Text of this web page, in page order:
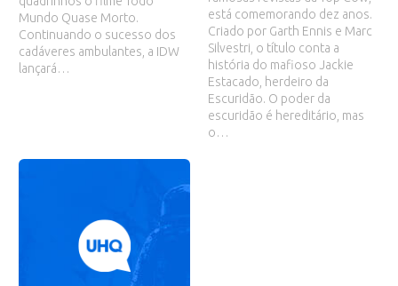
Mundo Quase Morto.
Continuando o sucesso dos
cadáveres ambulantes, a IDW
lançará…
está comemorando dez anos.
Criado por Garth Ennis e Marc
Silvestri, o título conta a
história do mafioso Jackie
Estacado, herdeiro da
Escuridão. O poder da
escuridão é hereditário, mas
o…